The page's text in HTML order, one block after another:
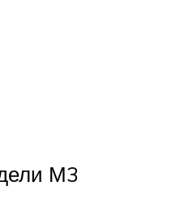
М3